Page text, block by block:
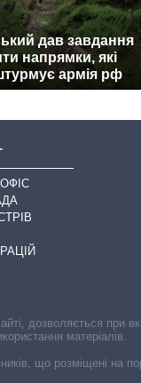
дав завдання
напрямки, які
армія рф
дозволяється при
матеріалів.
що розміщені